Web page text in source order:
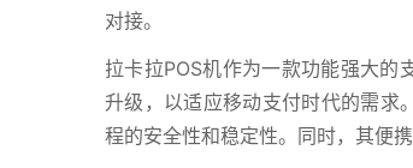
对接。
拉卡拉POS机作为一款功能强大的
升级，以适应移动支付时代的需求
程的安全性和稳定性。同时，其便